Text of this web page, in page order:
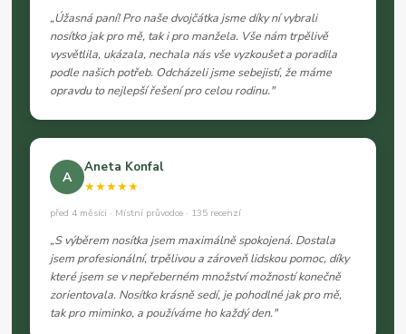
„Úžasná paní! Pro naše dvojčátka jsme díky ní vybrali
nosítko jak pro mě, tak i pro manžela. Vše nám trpělivě
vysvětlila, ukázala, nechala nás vše vyzkoušet a poradila
podle našich potřeb. Odcházeli jsme sebejistí, že máme
opravdu to nejlepší řešení pro celou rodinu."
A
Aneta Konfal
★★★★★
před 4 měsíci · Místní průvodce · 135 recenzí
„S výběrem nosítka jsem maximálně spokojená. Dostala
jsem profesionální, trpělivou a zároveň lidskou pomoc, díky
které jsem se v nepřeberném množství možností konečně
zorientovala. Nosítko krásně sedí, je pohodlné jak pro mě,
tak pro miminko, a používáme ho každý den."